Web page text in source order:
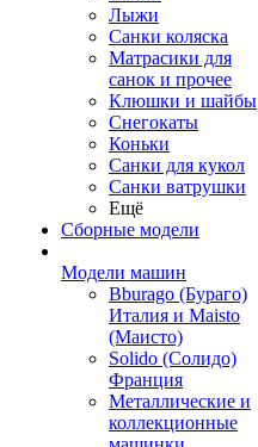
Лыжи
Санки коляска
Матрасики для
санок и прочее
Клюшки и шайбы
Снегокаты
Коньки
Санки для кукол
Санки ватрушки
Ещё
Сборные модели
Модели машин
Bburago (Бураго)
Италия и Maisto
(Маисто)
Solido (Солидо)
Франция
Металлические и
коллекционные